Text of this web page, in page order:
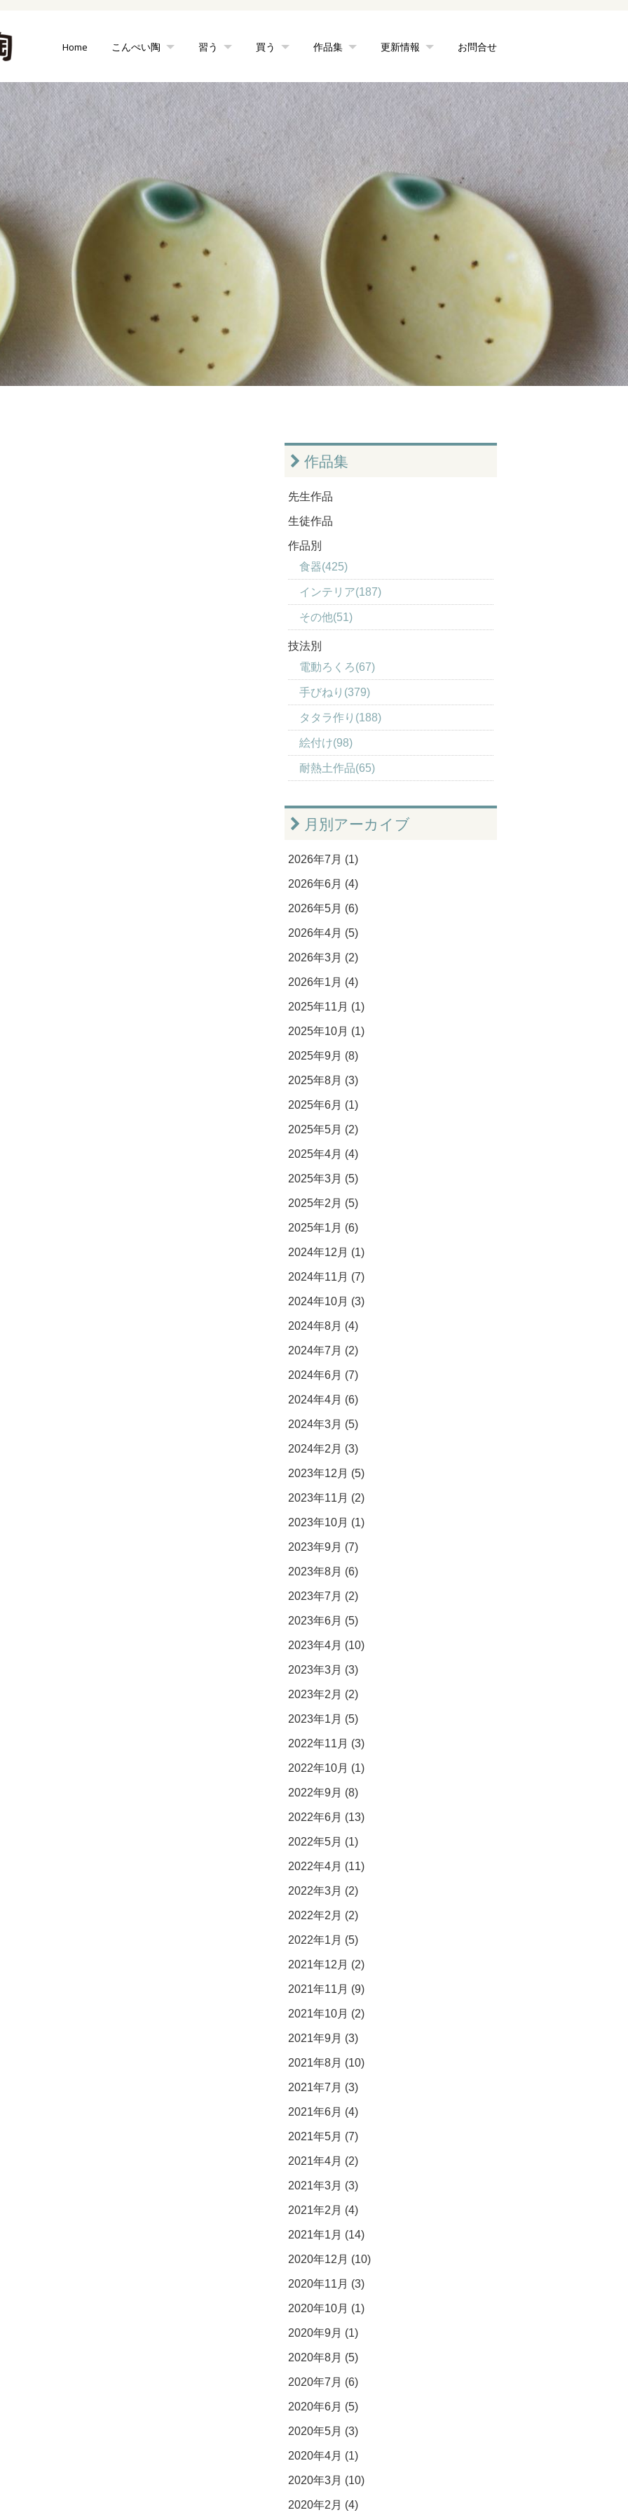
Home こんぺい陶 習う 買う 作品集 更新情報 お問合せ
作品集
先生作品
生徒作品
作品別
食器(425)
インテリア(187)
その他(51)
技法別
電動ろくろ(67)
手びねり(379)
タタラ作り(188)
絵付け(98)
耐熱土作品(65)
月別アーカイブ
2026年7月 (1)
2026年6月 (4)
2026年5月 (6)
2026年4月 (5)
2026年3月 (2)
2026年1月 (4)
2025年11月 (1)
2025年10月 (1)
2025年9月 (8)
2025年8月 (3)
2025年6月 (1)
2025年5月 (2)
2025年4月 (4)
2025年3月 (5)
2025年2月 (5)
2025年1月 (6)
2024年12月 (1)
2024年11月 (7)
2024年10月 (3)
2024年8月 (4)
2024年7月 (2)
2024年6月 (7)
2024年4月 (6)
2024年3月 (5)
2024年2月 (3)
2023年12月 (5)
2023年11月 (2)
2023年10月 (1)
2023年9月 (7)
2023年8月 (6)
2023年7月 (2)
2023年6月 (5)
2023年4月 (10)
2023年3月 (3)
2023年2月 (2)
2023年1月 (5)
2022年11月 (3)
2022年10月 (1)
2022年9月 (8)
2022年6月 (13)
2022年5月 (1)
2022年4月 (11)
2022年3月 (2)
2022年2月 (2)
2022年1月 (5)
2021年12月 (2)
2021年11月 (9)
2021年10月 (2)
2021年9月 (3)
2021年8月 (10)
2021年7月 (3)
2021年6月 (4)
2021年5月 (7)
2021年4月 (2)
2021年3月 (3)
2021年2月 (4)
2021年1月 (14)
2020年12月 (10)
2020年11月 (3)
2020年10月 (1)
2020年9月 (1)
2020年8月 (5)
2020年7月 (6)
2020年6月 (5)
2020年5月 (3)
2020年4月 (1)
2020年3月 (10)
2020年2月 (4)